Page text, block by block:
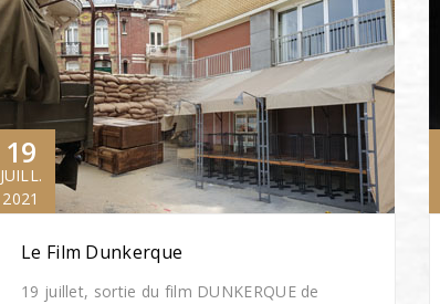
19
JUILL.
2021
Le Film Dunkerque
19 juillet, sortie du film DUNKERQUE de